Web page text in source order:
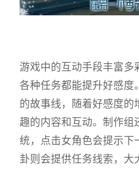
游戏中的​​互动手段丰富多
各种任务都能提升好感度
的故事线，随着好感度的
趣的内容和互动。制作组
统，点击女角色会提示下
卦则会提供任务线索，大